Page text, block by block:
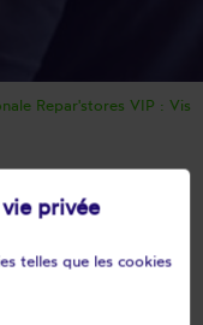
Repar'stores VIP :
privée
telles que les cookies